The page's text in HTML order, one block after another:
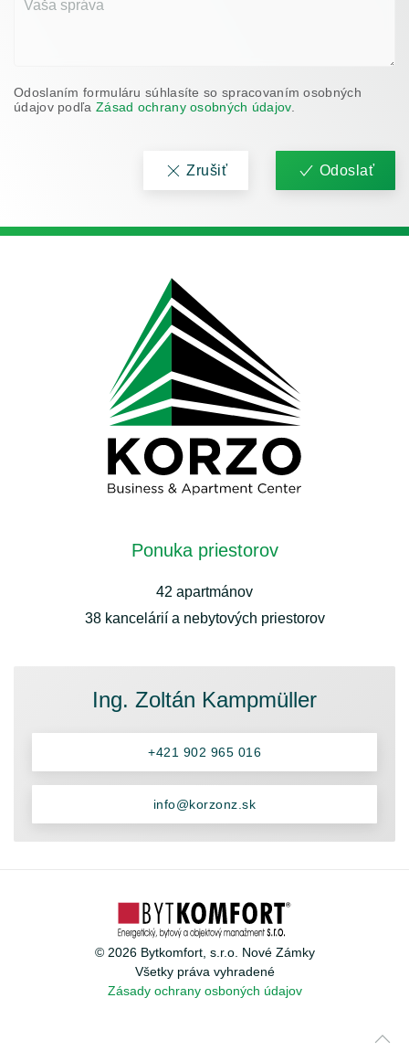
Odoslaním formuláru súhlasíte so spracovaním osobných
údajov podľa Zásad ochrany osobných údajov.
Zrušiť Odoslať
Ponuka priestorov
42 apartmánov
38 kancelárií a nebytových priestorov
Ing. Zoltán Kampmüller
+421 902 965 016
info@korzonz.sk
© 2026Bytkomfort, s.r.o. Nové Zámky
Všetky práva vyhradené
Zásady ochrany osboných údajov